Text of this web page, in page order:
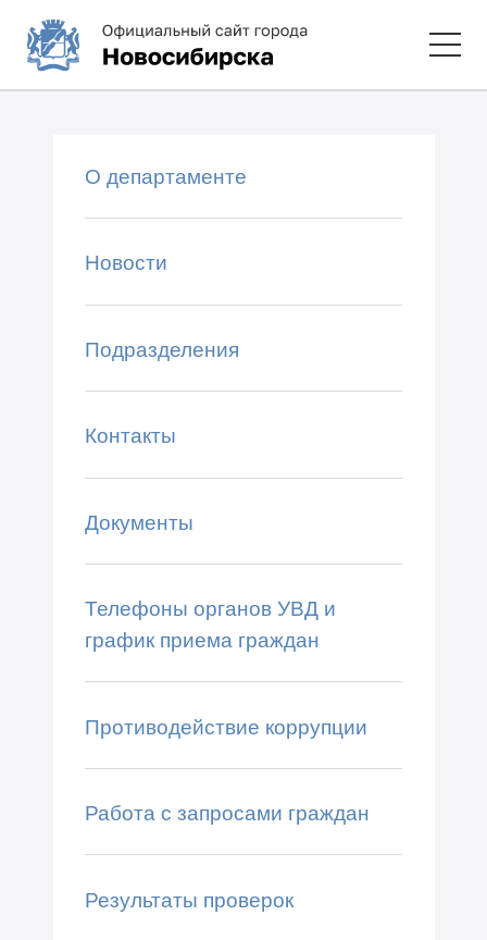
О департаменте
Новости
Подразделения
Контакты
Документы
Телефоны органов УВД и
график приема граждан
Противодействие коррупции
Работа с запросами граждан
Результаты проверок